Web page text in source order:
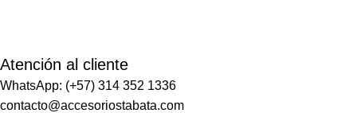
Atención al cliente
WhatsApp: (+57) 314 352 1336
contacto@accesoriostabata.com